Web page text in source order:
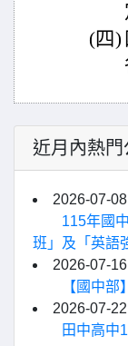
(四)
近月內熱門
2026-07-08
115年國
班」及「英語
2026-07-16
【國中
2026-07-22
田中高中